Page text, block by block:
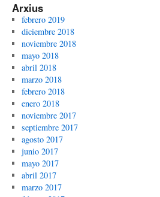
Arxius
febrero 2019
diciembre 2018
noviembre 2018
mayo 2018
abril 2018
marzo 2018
febrero 2018
enero 2018
noviembre 2017
septiembre 2017
agosto 2017
junio 2017
mayo 2017
abril 2017
marzo 2017